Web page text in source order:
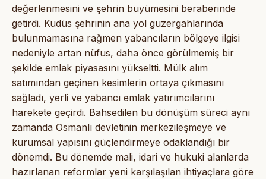
değerlenmesini ve şehrin büyümesini beraberinde
getirdi. Kudüs şehrinin ana yol güzergahlarında
bulunmamasına rağmen yabancıların bölgeye ilgisi
nedeniyle artan nüfus, daha önce görülmemiş bir
şekilde emlak piyasasını yükseltti. Mülk alım
satımından geçinen kesimlerin ortaya çıkmasını
sağladı, yerli ve yabancı emlak yatırımcılarını
harekete geçirdi. Bahsedilen bu dönüşüm süreci aynı
zamanda Osmanlı devletinin merkezileşmeye ve
kurumsal yapısını güçlendirmeye odaklandığı bir
dönemdi. Bu dönemde mali, idari ve hukuki alanlarda
hazırlanan reformlar yeni karşılaşılan ihtiyaçlara göre